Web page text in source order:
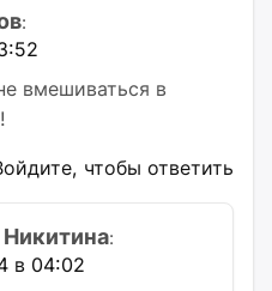
:
вмешиваться в
чтобы ответить
Никитина:
в 04:02